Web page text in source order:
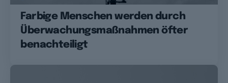
Farbige Menschen werden durch
Überwachungsmaßnahmen öfter
benachteiligt